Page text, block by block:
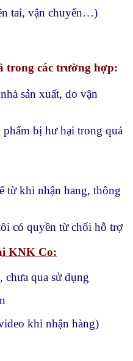
tai, vận chuyển…)
trong các trường hợp:
sản xuất, do vận
phẩm bị hư hại trong quá
từ khi nhận hang, thông
có quyền từ chối hỗ trợ
KNK Co:
chưa qua sử dụng
khi nhận hàng)